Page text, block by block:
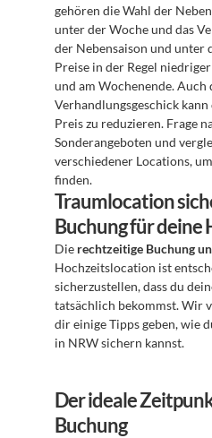
gehören die Wahl der
unter der Woche und das
der Nebensaison und unter
Preise in der Regel
und am Wochenende. Auch
Verhandlungsgeschick kann
Preis zu reduzieren. Frage
Sonderangeboten und
verschiedener Locations,
finden.
Traumlocation
Buchung für deine
Die rechtzeitige Buchung
Hochzeitslocation ist
sicherzustellen, dass du
tatsächlich bekommst. Wir
dir einige Tipps geben, wie
in NRW sichern kannst.
Der ideale
Buchung